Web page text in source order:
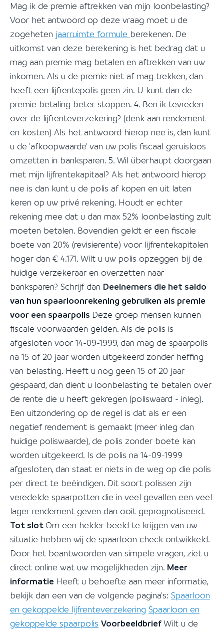
Mag ik de premie aftrekken van mijn loonbelasting?
Voor het antwoord op deze vraag moet u de
zogeheten jaarruimte formule berekenen. De
uitkomst van deze berekening is het bedrag dat u
mag aan premie mag betalen en aftrekken van uw
inkomen. Als u de premie niet af mag trekken, dan
heeft een lijfrentepolis geen zin. U kunt dan de
premie betaling beter stoppen. 4. Ben ik tevreden
over de lijfrenteverzekering? (denk aan rendement
en kosten) Als het antwoord hierop nee is, dan kunt
u de 'afkoopwaarde' van uw polis fiscaal geruisloos
omzetten in banksparen. 5. Wil überhaupt doorgaan
met mijn lijfrentekapitaal? Als het antwoord hierop
nee is dan kunt u de polis af kopen en uit laten
keren op uw privé rekening. Houdt er echter
rekening mee dat u dan max 52% loonbelasting zult
moeten betalen. Bovendien geldt er een fiscale
boete van 20% (revisierente) voor lijfrentekapitalen
hoger dan € 4.171. Wilt u uw polis opzeggen bij de
huidige verzekeraar en overzetten naar
banksparen? Schrijf dan Deelnemers die het saldo
van hun spaarloonrekening gebruiken als premie
voor een spaarpolis Deze groep mensen kunnen
fiscale voorwaarden gelden. Als de polis is
afgesloten voor 14-09-1999, dan mag de spaarpolis
na 15 of 20 jaar worden uitgekeerd zonder heffing
van belasting. Heeft u nog geen 15 of 20 jaar
gespaard, dan dient u loonbelasting te betalen over
de rente die u heeft gekregen (poliswaard - inleg).
Een uitzondering op de regel is dat als er een
negatief rendement is gemaakt (meer inleg dan
huidige poliswaarde), de polis zonder boete kan
worden uitgekeerd. Is de polis na 14-09-1999
afgesloten, dan staat er niets in de weg op die polis
per direct te beëindigen. Dit soort polissen zijn
veredelde spaarpotten die in veel gevallen een veel
lager rendement geven dan ooit geprognotiseerd.
Tot slot Om een helder beeld te krijgen van uw
situatie hebben wij de spaarloon check ontwikkeld.
Door het beantwoorden van simpele vragen, ziet u
direct online wat uw mogelijkheden zijn. Meer
informatie Heeft u behoefte aan meer informatie,
bekijk dan een van de volgende pagina's: Spaarloon
en gekoppelde lijfrenteverzekering Spaarloon en
gekoppelde spaarpolis VoorbeeldbriefWilt u de